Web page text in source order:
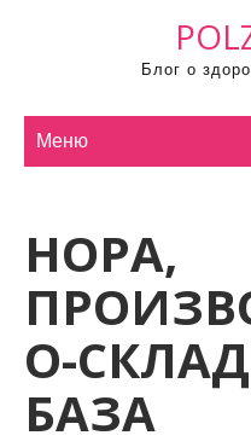
Блог о
Меню
НОРА,
О-
БАЗА